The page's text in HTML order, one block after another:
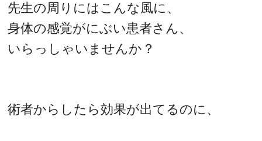
先生の周りにはこんな風に、
身体の感覚がにぶい患者さん、
いらっしゃいませんか？
術者からしたら効果が出てるのに、